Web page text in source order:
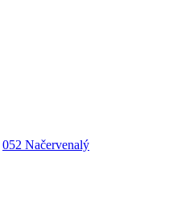
052 Načervenalý